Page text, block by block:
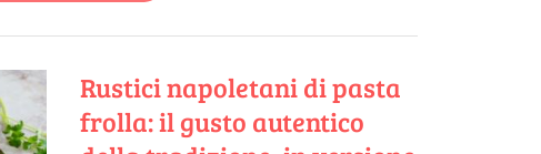
Rustici napoletani di pasta
frolla: il gusto autentico